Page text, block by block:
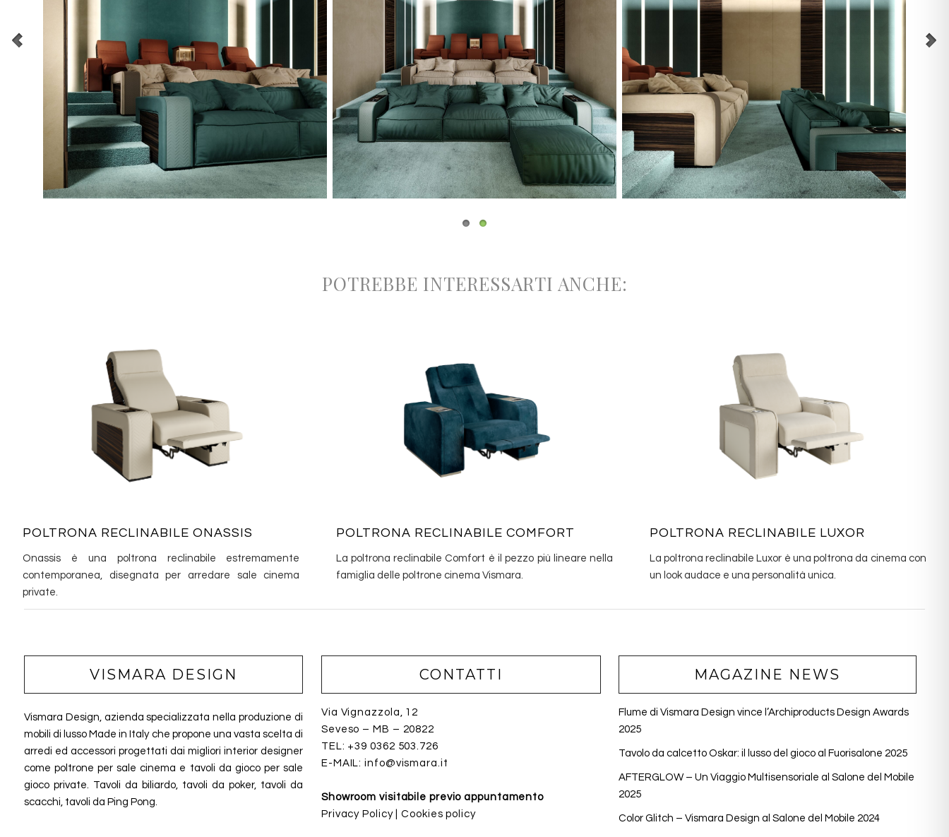
POTREBBE INTERESSARTI ANCHE:
POLTRONA RECLINABILE ONASSIS
Onassis è una poltrona reclinabile estremamente
contemporanea, disegnata per arredare sale cinema
private.
POLTRONA RECLINABILE COMFORT
La poltrona reclinabile Comfort è il pezzo più lineare nella
famiglia delle poltrone cinema Vismara.‎
POLTRONA RECLINABILE LUXOR
La poltrona reclinabile Luxor è una poltrona da cinema con
un look audace e una personalità unica.
VISMARA DESIGN
Vismara Design, azienda specializzata nella produzione di
mobili di lusso Made in Italy che propone una vasta scelta di
arredi ed accessori progettati dai migliori interior designer
come poltrone per sale cinema e tavoli da gioco per sale
gioco private. Tavoli da biliardo, tavoli da poker, tavoli da
scacchi, tavoli da Ping Pong.
CONTATTI
Via Vignazzola, 12
Seveso – MB – 20822
TEL: +39 0362 503.726
E-MAIL:info@vismara.it
Showroom visitabile previo appuntamento
Privacy Policy|Cookies policy
MAGAZINE NEWS
Flume di Vismara Design vince l’Archiproducts Design Awards
2025
Tavolo da calcetto Oskar: il lusso del gioco al Fuorisalone 2025
AFTERGLOW – Un Viaggio Multisensoriale al Salone del Mobile
2025
Color Glitch – Vismara Design al Salone del Mobile 2024